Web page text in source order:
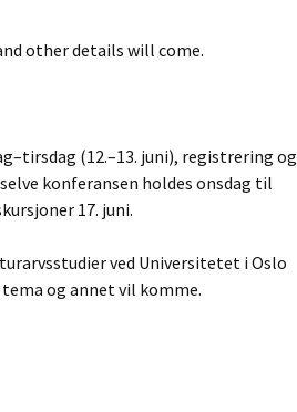
other details will come.
(12.–13. juni), registrering og
konferansen holdes onsdag til
17. juni.
ved Universitetet i Oslo
og annet vil komme.